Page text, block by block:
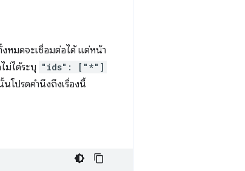
หมดจะเชื่อมต่อได้ แต่หน้า
ม่ได้ระบุ "ids": ["*"]
โปรดคำนึงถึงเรื่องนี้